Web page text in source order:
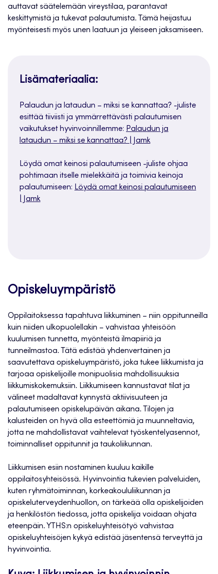
auttavat säätelemään vireystilaa, parantavat
keskittymistä ja tukevat palautumista. Tämä heijastuu
myönteisesti myös unen laatuun ja yleiseen jaksamiseen.
Lisämateriaalia:
Palaudun ja lataudun – miksi se kannattaa? -juliste
esittää tiiviisti ja ymmärrettävästi palautumisen
vaikutukset hyvinvoinnillemme: Palaudun ja
lataudun – miksi se kannattaa? | Jamk
Löydä omat keinosi palautumiseen -juliste ohjaa
pohtimaan itselle mielekkäitä ja toimivia keinoja
palautumiseen: Löydä omat keinosi palautumiseen
| Jamk
Opiskeluympäristö
Oppilaitoksessa tapahtuva liikkuminen – niin oppitunneilla
kuin niiden ulkopuolellakin – vahvistaa yhteisöön
kuulumisen tunnetta, myönteistä ilmapiiriä ja
tunneilmastoa. Tätä edistää yhdenvertainen ja
saavutettava opiskeluympäristö, joka tukee liikkumista ja
tarjoaa opiskelijoille monipuolisia mahdollisuuksia
liikkumiskokemuksiin. Liikkumiseen kannustavat tilat ja
välineet madaltavat kynnystä aktiivisuuteen ja
palautumiseen opiskelupäivän aikana. Tilojen ja
kalusteiden on hyvä olla esteettömiä ja muunneltavia,
jotta ne mahdollistavat vaihtelevat työskentelyasennot,
toiminnalliset oppitunnit ja taukoliikunnan.
Liikkumisen esiin nostaminen kuuluu kaikille
oppilaitosyhteisössä. Hyvinvointia tukevien palveluiden,
kuten ryhmätoiminnan, korkeakoululiikunnan ja
opiskeluterveydenhuollon, on tärkeää olla opiskelijoiden
ja henkilöstön tiedossa, jotta opiskelija voidaan ohjata
eteenpäin. YTHS:n opiskeluyhteisötyö vahvistaa
opiskeluyhteisöjen kykyä edistää jäsentensä terveyttä ja
hyvinvointia.